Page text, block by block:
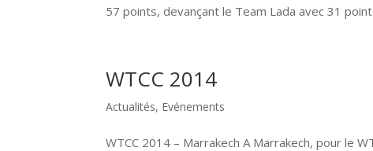
57 points, devançant le Team Lada avec 31
WTCC 2014
Actualités, Evénements
WTCC 2014 – Marrakech A Marrakech, pour le